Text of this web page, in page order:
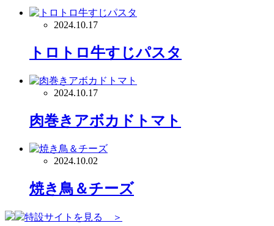
2024.10.17
トロトロ牛すじパスタ
2024.10.17
肉巻きアボカドトマト
2024.10.02
焼き鳥＆チーズ
特設サイトを見る ＞